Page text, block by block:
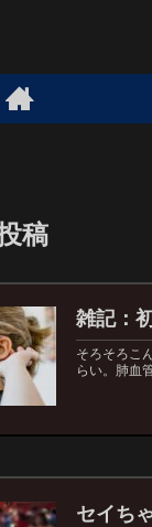
稿
雑記：
そろそろこ
らい。肺血
セイち